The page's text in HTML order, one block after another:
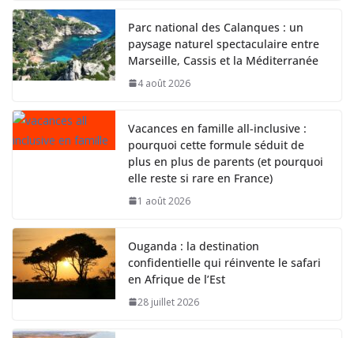
Parc national des Calanques : un
paysage naturel spectaculaire entre
Marseille, Cassis et la Méditerranée
4 août 2026
Vacances en famille all-inclusive :
pourquoi cette formule séduit de
plus en plus de parents (et pourquoi
elle reste si rare en France)
1 août 2026
Ouganda : la destination
confidentielle qui réinvente le safari
en Afrique de l’Est
28 juillet 2026